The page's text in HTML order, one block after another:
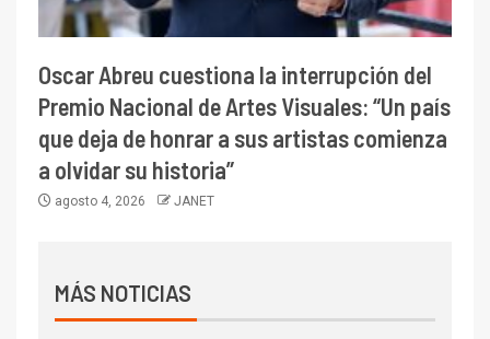
Oscar Abreu cuestiona la interrupción del
Premio Nacional de Artes Visuales: “Un país
que deja de honrar a sus artistas comienza
a olvidar su historia”
agosto 4, 2026 JANET
MÁS NOTICIAS